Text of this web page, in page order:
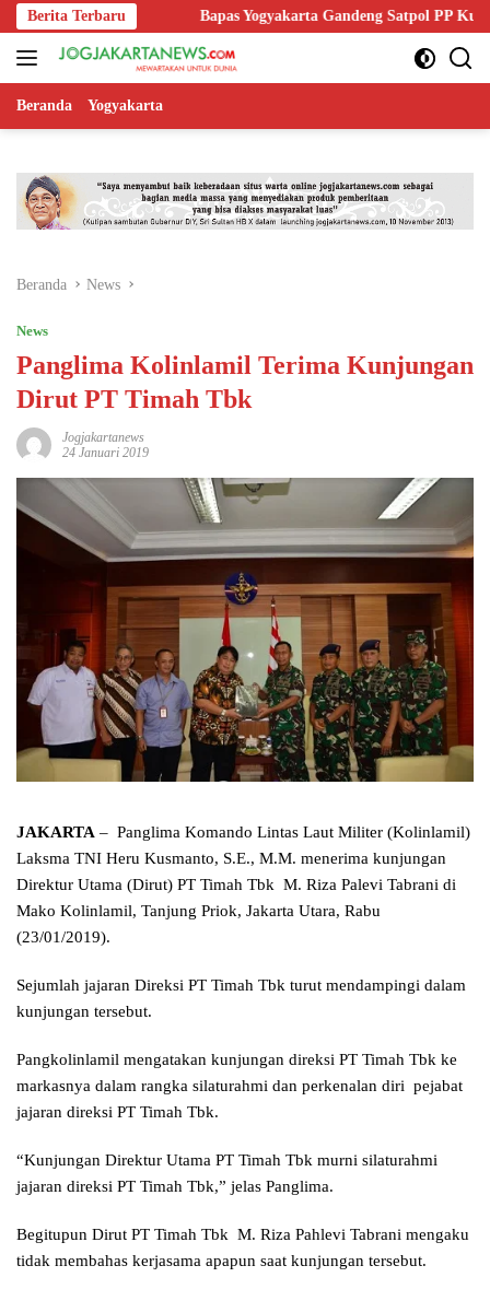
Langsung
ke
konten
Berita Terbaru Bapas Yogyakarta Gandeng Satpol PP Kulon Progo
Beranda Yogyakarta
Beranda News
News
Panglima Kolinlamil Terima Kunjungan
Dirut PT Timah Tbk
Jogjakartanews
24 Januari 2019
JAKARTA – Panglima Komando Lintas Laut Militer (Kolinlamil)
Laksma TNI Heru Kusmanto, S.E., M.M. menerima kunjungan
Direktur Utama (Dirut) PT Timah Tbk M. Riza Palevi Tabrani di
Mako Kolinlamil, Tanjung Priok, Jakarta Utara, Rabu
(23/01/2019).
Sejumlah jajaran Direksi PT Timah Tbk turut mendampingi dalam
kunjungan tersebut.
Pangkolinlamil mengatakan kunjungan direksi PT Timah Tbk ke
markasnya dalam rangka silaturahmi dan perkenalan diri pejabat
jajaran direksi PT Timah Tbk.
“Kunjungan Direktur Utama PT Timah Tbk murni silaturahmi
jajaran direksi PT Timah Tbk,” jelas Panglima.
Begitupun Dirut PT Timah Tbk M. Riza Pahlevi Tabrani mengaku
tidak membahas kerjasama apapun saat kunjungan tersebut.